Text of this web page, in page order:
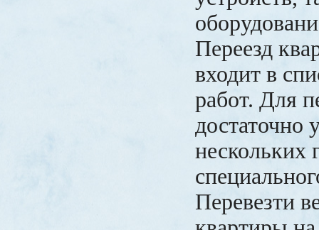
Переезд
входит в
работ. Для
достаточно
нескольких
Перевезти